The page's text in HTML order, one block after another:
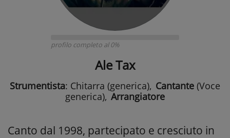
profilo completo al 0%
Ale Tax
Strumentista: Chitarra (generica), Cantante (Voce
generica), Arrangiatore
Canto dal 1998, partecipato e cresciuto in